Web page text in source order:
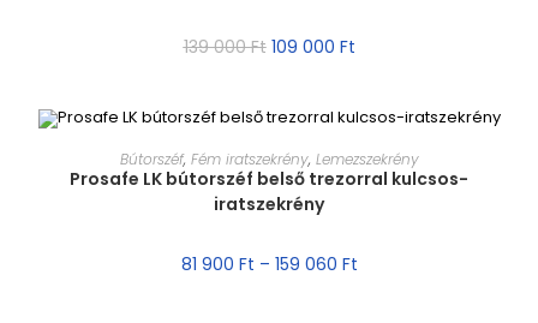
139 000Ft 109 000 Ft
MÉRET VÁLASZTÁSA
Bútorszéf, Fém iratszekrény, Lemezszekrény
Prosafe LK bútorszéf belső trezorral kulcsos-
iratszekrény
81 900 Ft – 159 060 Ft